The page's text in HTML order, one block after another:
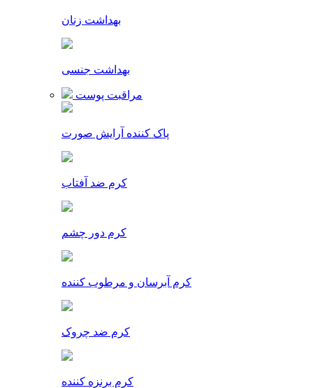
بهداشت زنان
بهداشت جنسی
مراقبت پوست
پاک کننده آرایش صورت
کرم ضد آفتاب
کرم دور چشم
کرم آبرسان و مرطوب کننده
کرم ضد چروک
کرم برنزه کننده